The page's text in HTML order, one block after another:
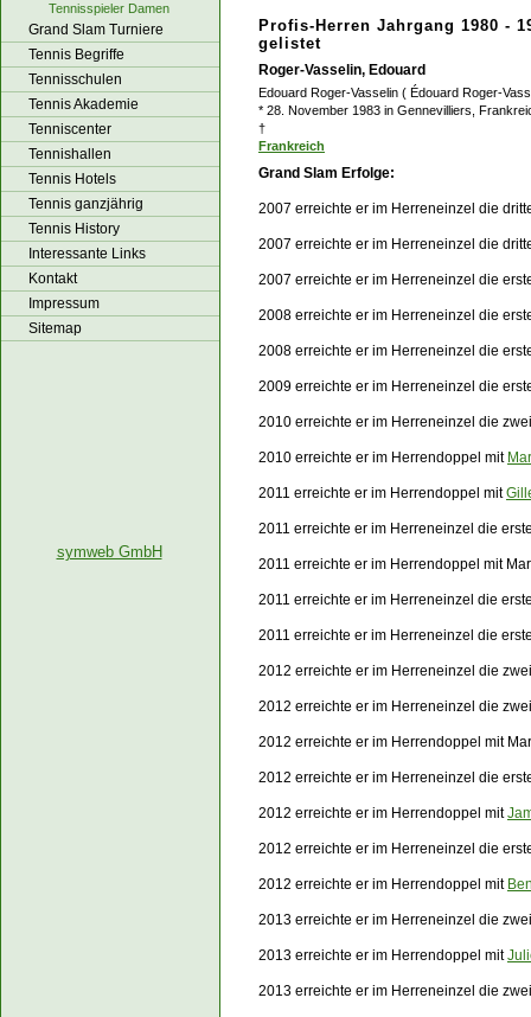
Profis-Herren Jahrgang 1980 -
gelistet
Roger-Vasselin, Edouard
Edouard Roger-Vasselin ( Édouard Roger-
* 28. November 1983 in Gennevilliers,
†
Frankreich
Grand Slam Erfolge:
2007 erreichte er im Herreneinzel die
2007 erreichte er im Herreneinzel die
2007 erreichte er im Herreneinzel die
2008 erreichte er im Herreneinzel die
2008 erreichte er im Herreneinzel die
2009 erreichte er im Herreneinzel die
2010 erreichte er im Herreneinzel die
2010 erreichte er im Herrendoppel mit
2011 erreichte er im Herrendoppel mit
2011 erreichte er im Herreneinzel die
2011 erreichte er im Herrendoppel mit
2011 erreichte er im Herreneinzel die
2011 erreichte er im Herreneinzel die
2012 erreichte er im Herreneinzel die
2012 erreichte er im Herreneinzel die
2012 erreichte er im Herrendoppel mit
2012 erreichte er im Herreneinzel die
2012 erreichte er im Herrendoppel mit
2012 erreichte er im Herreneinzel die
2012 erreichte er im Herrendoppel mit
2013 erreichte er im Herreneinzel die
2013 erreichte er im Herrendoppel mit
2013 erreichte er im Herreneinzel die
Tennisspieler Damen
Grand Slam Turniere
Tennis Begriffe
Tennisschulen
Tennis Akademie
Tenniscenter
Tennishallen
Tennis Hotels
Tennis ganzjährig
Tennis History
Interessante Links
Kontakt
Impressum
Sitemap
symweb GmbH